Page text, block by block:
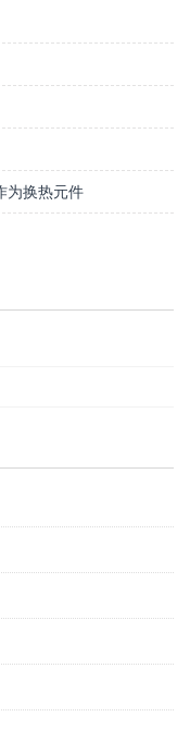
为换热元件